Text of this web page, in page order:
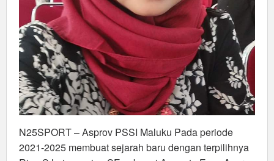
N25SPORT – Asprov PSSI Maluku Pada periode
2021-2025 membuat sejarah baru dengan terpilihnya